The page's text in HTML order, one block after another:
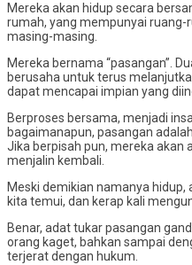
Mereka akan hidup secara
rumah, yang mempunyai
masing-masing.
Mereka bernama “pasangan”.
berusaha untuk terus
dapat mencapai impian yang
Berproses bersama, menjadi
bagaimanapun, pasangan
Jika berpisah pun, mereka akan
menjalin kembali.
Meski demikian namanya
kita temui, dan kerap kali
Benar, adat tukar pasangan
orang kaget, bahkan sampai
terjerat dengan hukum.